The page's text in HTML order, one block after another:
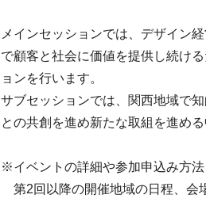
メインセッションでは、デザイン
で顧客と社会に価値を提供し続け
ョンを行います。
サブセッションでは、関西地域で
との共創を進め新たな取組を進め
※イベントの詳細や参加申込み方
第2回以降の開催地域の日程、会